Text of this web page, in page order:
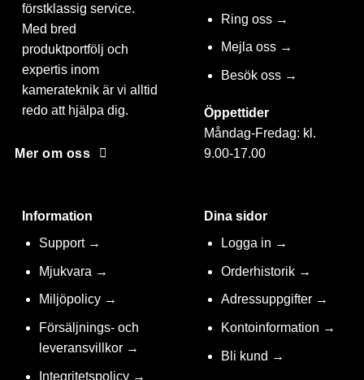
förstklassig service.
Med bred
produktportfölj och
expertis inom
kamerateknik är vi alltid
redo att hjälpa dig.
Mer om oss
Ring oss →
Mejla oss →
Besök oss →
Öppettider
Måndag-Fredag: kl.
9.00-17.00
Information
Support →
Mjukvara →
Miljöpolicy →
Försäljnings- och
leveransvillkor →
Integritetspolicy →
Dina sidor
Logga in →
Orderhistorik →
Adressuppgifter →
Kontoinformation →
Bli kund →